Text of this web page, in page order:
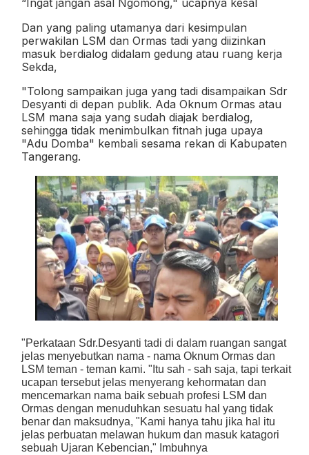
“Ingat jangan asal Ngomong," ucapnya kesal
Dan yang paling utamanya dari kesimpulan
perwakilan LSM dan Ormas tadi yang diizinkan
masuk berdialog didalam gedung atau ruang kerja
Sekda,
"Tolong sampaikan juga yang tadi disampaikan Sdr
Desyanti di depan publik. Ada Oknum Ormas atau
LSM mana saja yang sudah diajak berdialog,
sehingga tidak menimbulkan fitnah juga upaya
"Adu Domba" kembali sesama rekan di Kabupaten
Tangerang.
"Perkataan Sdr.Desyanti tadi di dalam ruangan sangat
jelas menyebutkan nama - nama Oknum Ormas dan
LSM teman - teman kami. "Itu sah - sah saja, tapi terkait
ucapan tersebut jelas menyerang kehormatan dan
mencemarkan nama baik sebuah profesi LSM dan
Ormas dengan menuduhkan sesuatu hal yang tidak
benar dan maksudnya, "Kami hanya tahu jika hal itu
jelas perbuatan melawan hukum dan masuk katagori
sebuah Ujaran Kebencian," Imbuhnya